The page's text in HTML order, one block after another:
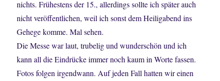
nichts. Frühestens der 15., allerdings sollte ich später auch
nicht veröffentlichen, weil ich sonst dem Heiligabend ins
Gehege komme. Mal sehen.
Die Messe war laut, trubelig und wunderschön und ich
kann all die Eindrücke immer noch kaum in Worte fassen.
Fotos folgen irgendwann. Auf jeden Fall hatten wir einen